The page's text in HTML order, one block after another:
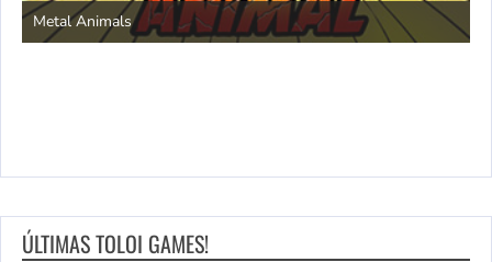
Metal Animals
ÚLTIMAS TOLOI GAMES!